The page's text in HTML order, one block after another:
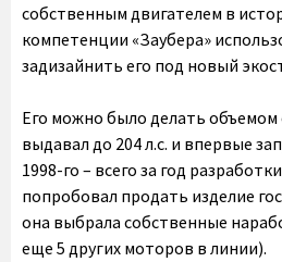
собственным двигателем в
компетенции «Заубера»
задизайнить его под новый
Его можно было делать объемом
выдавал до 204 л.с. и впервые
1998-го – всего за год
попробовал продать изделие
она выбрала собственные
еще 5 других моторов в линии).